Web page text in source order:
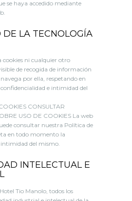
se haya accedido mediante
DE LA TECNOLOGÍA
cookies ni cualquier otro
de recogida de información
por ella, respetando en
e intimidad del
CONSULTAR
USO DE COOKIES La web
consultar nuestra Política de
en todo momento la
del mismo.
INTELECTUAL E
Tio Manolo, todos los